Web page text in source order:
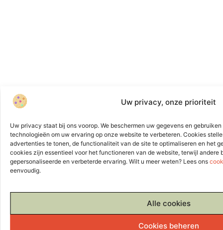
Uw privacy, onze prioriteit
Uw privacy staat bij ons voorop. We beschermen uw gegevens en
technologieën om uw ervaring op onze website te verbeteren. Cookies
advertenties te tonen, de functionaliteit van de site te optimaliseren en het
cookies zijn essentieel voor het functioneren van de website, terwijl andere
gepersonaliseerde en verbeterde ervaring. Wilt u meer weten? Lees ons
eenvoudig.
Alle cookies
Cookies beheren